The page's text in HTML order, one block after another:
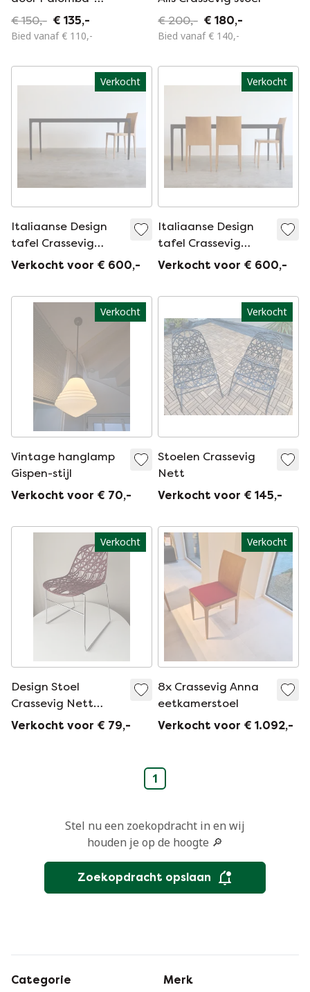
Serafini
€ 150,- € 135,-
Bied vanaf € 110,-
€ 200,- € 180,-
Bied vanaf € 140,-
Verkocht
Italiaanse Design
tafel Crassevig
Anna AT
Verkocht voor € 600,-
Verkocht
Italiaanse Design
tafel Crassevig
Anna AT
Verkocht voor € 600,-
Verkocht
Vintage hanglamp
Gispen-stijl
Verkocht voor € 70,-
Verkocht
Stoelen Crassevig
Nett
Verkocht voor € 145,-
Verkocht
Design Stoel
Crassevig Nett
Ontworpen Ton
Verkocht voor € 79,-
Verkocht
8x Crassevig Anna
eetkamerstoel
Verkocht voor € 1.092,-
1
Stel nu een zoekopdracht in en wij
houden je op de hoogte 🔎
Zoekopdracht opslaan
Categorie Merk